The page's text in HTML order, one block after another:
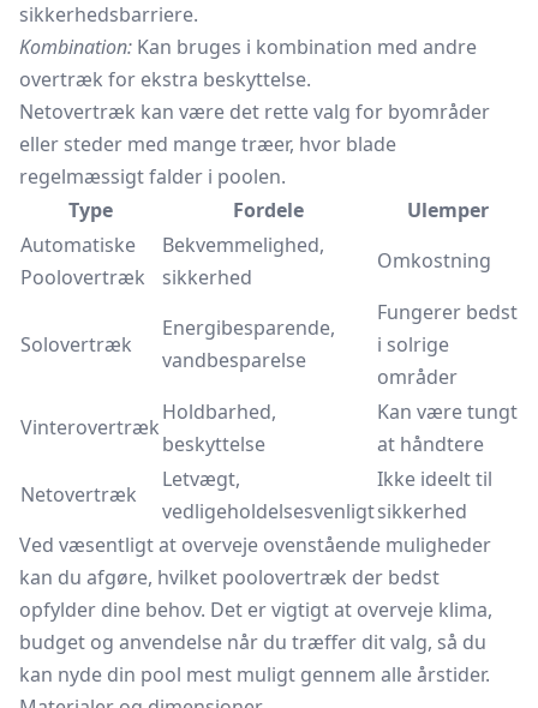
sikkerhedsbarriere.
Kombination: Kan bruges i kombination med andre
overtræk for ekstra beskyttelse.
Netovertræk kan være det rette valg for byområder
eller steder med mange træer, hvor blade
regelmæssigt falder i poolen.
Type
Fordele
Ulemper
Automatiske
Poolovertræk
Bekvemmelighed,
sikkerhed
Omkostning
Solovertræk
Energibesparende,
vandbesparelse
Fungerer bedst
i solrige
områder
Vinterovertræk
Holdbarhed,
beskyttelse
Kan være tungt
at håndtere
Netovertræk
Letvægt,
vedligeholdelsesvenligt
Ikke ideelt til
sikkerhed
Ved væsentligt at overveje ovenstående muligheder
kan du afgøre, hvilket poolovertræk der bedst
opfylder dine behov. Det er vigtigt at overveje klima,
budget og anvendelse når du træffer dit valg, så du
kan nyde din pool mest muligt gennem alle årstider.